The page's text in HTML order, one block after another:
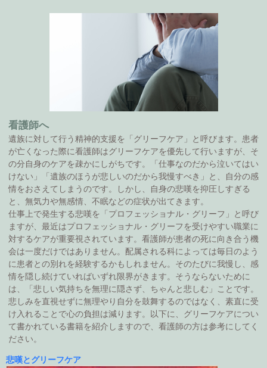
看護師へ
遺族に対して行う精神的支援を「グリーフケア」と呼びます。患者
が亡くなった際に看護師はグリーフケアを優先して行いますが、そ
の分自身のケアを疎かにしがちです。「仕事なのだから泣いてはい
けない」「遺族のほうが悲しいのだから我慢すべき」と、自分の感
情をおさえてしまうのです。しかし、自身の悲嘆を抑圧しすぎる
と、無気力や無感情、不眠などの症状が出てきます。
仕事上で発生する悲嘆を「プロフェッショナル・グリーフ」と呼び
ますが、最近はプロフェッショナル・グリーフを受けやすい職業に
対するケアが重要視されています。看護師が患者の死に向き合う機
会は一度だけではありません。配属される科によっては毎日のよう
に患者との別れを経験するかもしれません。そのたびに我慢し、感
情を隠し続けていればいずれ限界がきます。そうならないために
は、「悲しい気持ちを無理に隠さず、ちゃんと悲しむ」ことです。
悲しみを直視せずに無理やり自分を鼓舞するのではなく、素直に受
け入れることで心の負担は減ります。以下に、グリーフケアについ
て書かれている書籍を紹介しますので、看護師の方は参考にしてく
ださい。
悲嘆とグリーフケア